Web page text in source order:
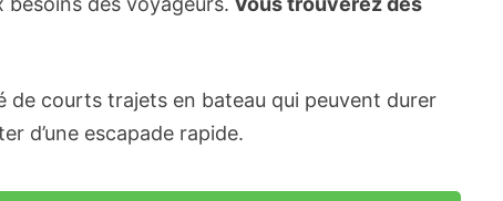
de courts trajets en bateau qui peuvent durer
d’une escapade rapide.